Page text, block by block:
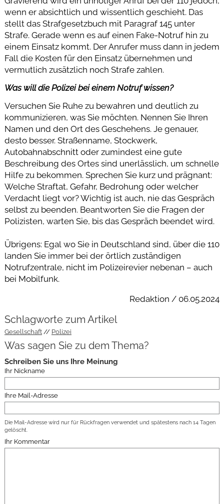
wenn er absichtlich und wissentlich geschieht. Das
stellt das Strafgesetzbuch mit Paragraf 145 unter
Strafe. Gerade wenn es auf einen Fake-Notruf hin zu
einem Einsatz kommt. Der Anrufer muss dann in jedem
Fall die Kosten für den Einsatz übernehmen und
vermutlich zusätzlich noch Strafe zahlen.
Was will die Polizei bei einem Notruf wissen?
Versuchen Sie Ruhe zu bewahren und deutlich zu
kommunizieren, was Sie möchten. Nennen Sie Ihren
Namen und den Ort des Geschehens. Je genauer,
desto besser. Straßenname, Stockwerk,
Autobahnabschnitt oder zumindest eine gute
Beschreibung des Ortes sind unerlässlich, um schnelle
Hilfe zu bekommen. Sprechen Sie kurz und prägnant:
Welche Straftat, Gefahr, Bedrohung oder welcher
Verdacht liegt vor? Wichtig ist auch, nie das Gespräch
selbst zu beenden. Beantworten Sie die Fragen der
Polizisten, warten Sie, bis das Gespräch beendet wird.
Übrigens: Egal wo Sie in Deutschland sind, über die 110
landen Sie immer bei der örtlich zuständigen
Notrufzentrale, nicht im Polizeirevier nebenan – auch
bei Mobilfunk.
Redaktion / 06.05.2024
Schlagworte zum Artikel
Gesellschaft Polizei
Was sagen Sie zu dem Thema?
Schreiben Sie uns Ihre Meinung
Ihr Nickname
Ihre Mail-Adresse
Die Mail-Adresse wird nur für Rückfragen verwendet und spätestens nach 14 Tagen
gelöscht.
Ihr Kommentar